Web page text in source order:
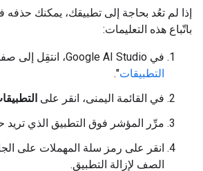
باتّباع هذه التعليمات:
في Google AI Studio، انتقِل إلى صفحة "
التطبيقات".
في القائمة اليمنى، انقر على
مرِّر المؤشر فوق التطبيق الذي تريد
انقر على رمز سلة المهملات على
الصف لإزالة التطبيق.